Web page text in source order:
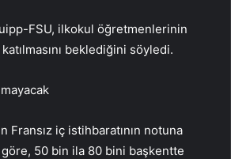
FSU, ilkokul öğretmenlerinin
beklediğini söyledi.
Fransız iç istihbaratının notuna
göre, 50 bin ila 80 bini başkentte